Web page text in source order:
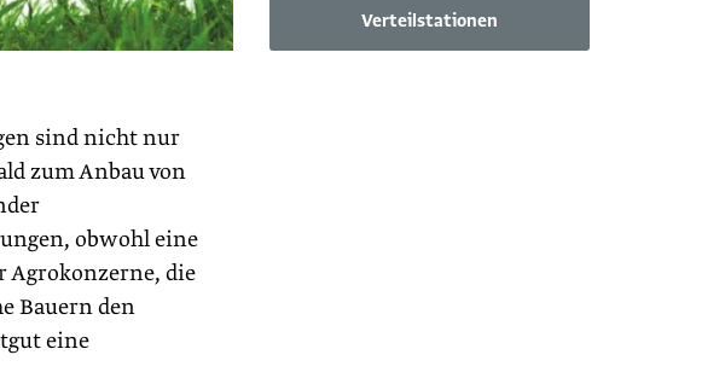
sind nicht nur
zum Anbau von
obwohl eine
Agrokonzerne, die
Bauern den
eine
Verteilstationen